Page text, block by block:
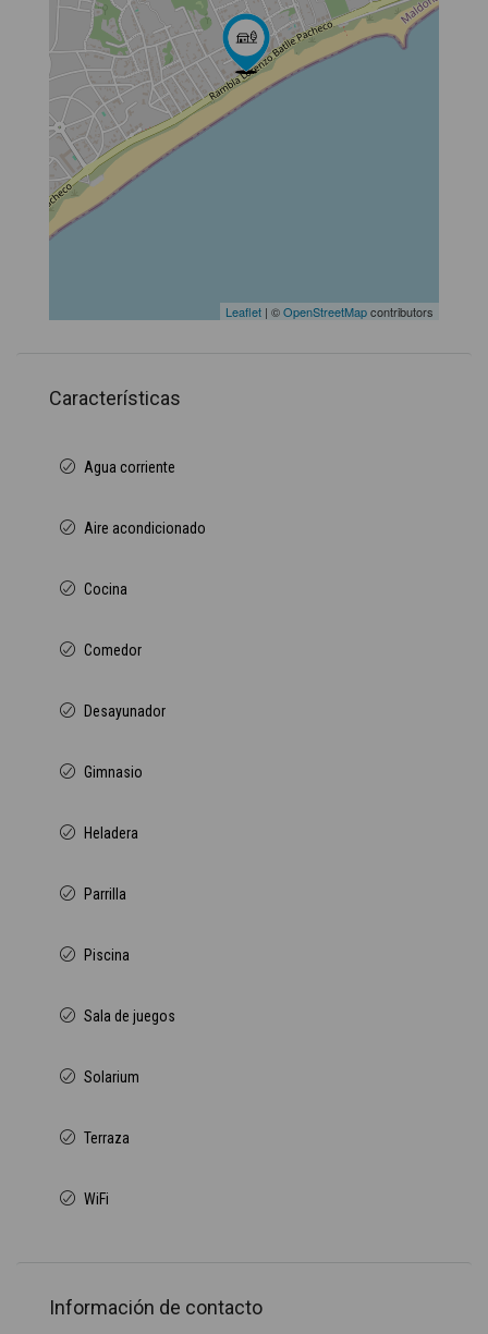
Leaflet | ©OpenStreetMapcontributors
Características
Agua corriente
Aire acondicionado
Cocina
Comedor
Desayunador
Gimnasio
Heladera
Parrilla
Piscina
Sala de juegos
Solarium
Terraza
WiFi
Información de contacto